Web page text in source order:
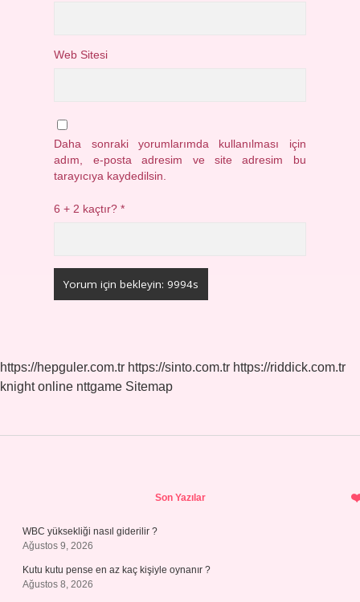
Web Sitesi
Daha sonraki yorumlarımda kullanılması için
adım, e-posta adresim ve site adresim bu
tarayıcıya kaydedilsin.
6 + 2 kaçtır?*
https://hepguler.com.tr https://sinto.com.tr https://riddick.com.tr
knight online nttgame Sitemap
Son Yazılar
WBC yüksekliği nasıl giderilir ?
Ağustos 9, 2026
Kutu kutu pense en az kaç kişiyle oynanır ?
Ağustos 8, 2026